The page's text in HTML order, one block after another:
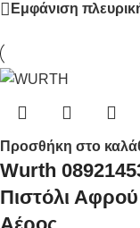
Εμφάνιση
Προσθήκη στο
Wurth
Πιστόλι Αφρού